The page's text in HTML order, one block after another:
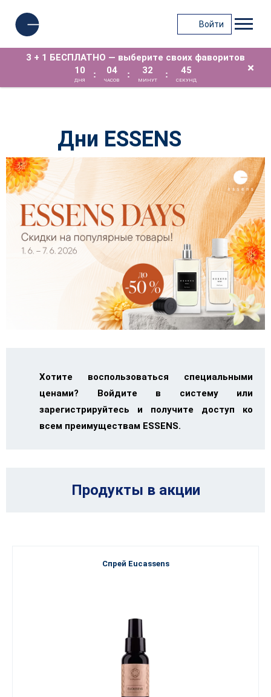
Войти
3 + 1 БЕСПЛАТНО — выберите своих фаворитов
10
ДНЯ
: 04
ЧАСОВ
: 32
МИНУТ
: 44
СЕКУНД
×
Дни ESSENS
Хотите воспользоваться специальными
ценами? Войдите в систему или
зарегистрируйтесь и получите доступ ко
всем преимуществам ESSENS.
Продукты в акции
Спрей Eucassens